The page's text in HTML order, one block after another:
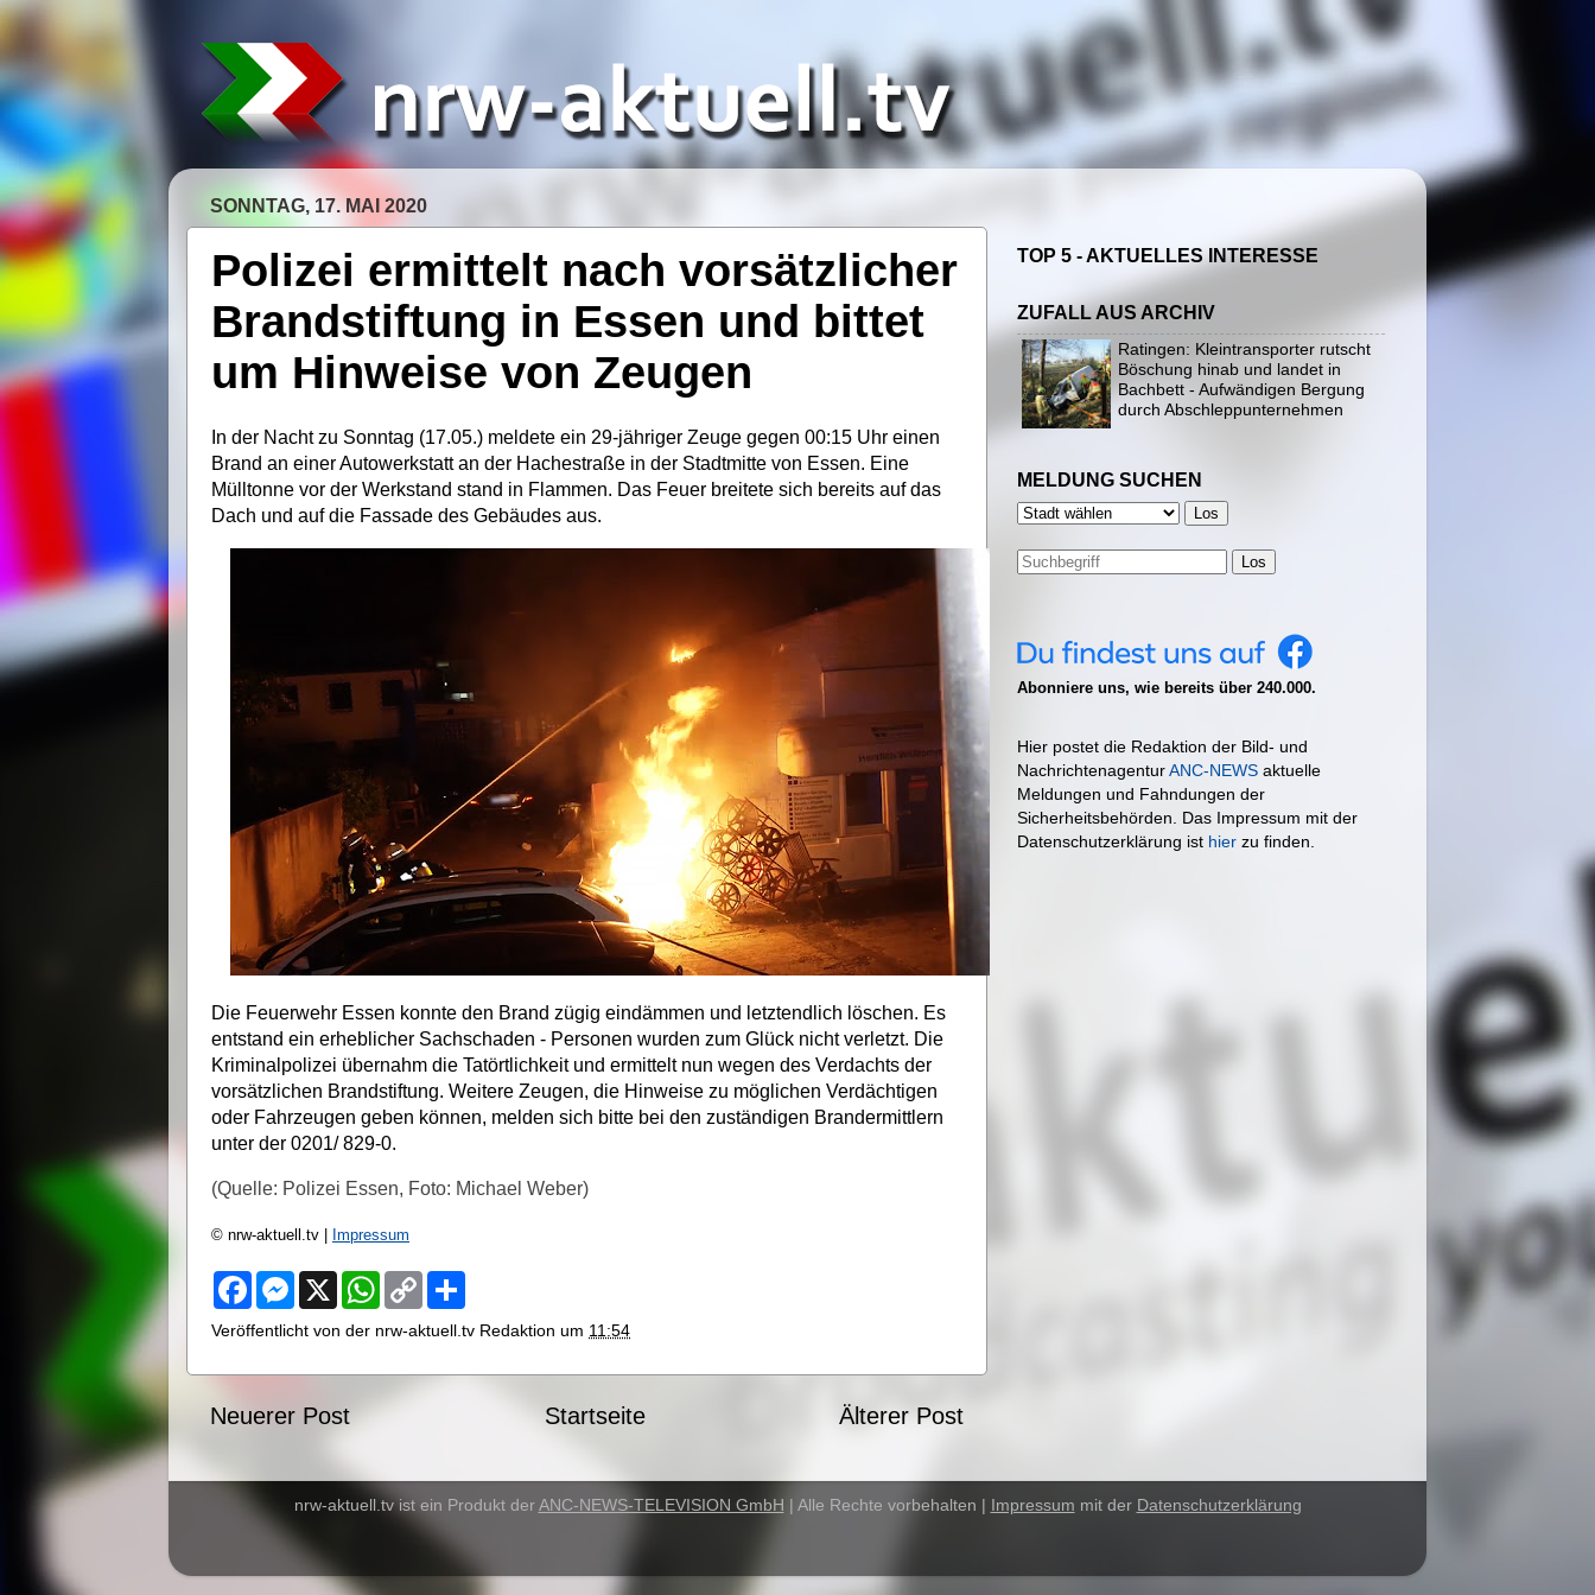
SONNTAG, 17. MAI 2020
Polizei ermittelt nach vorsätzlicher
Brandstiftung in Essen und bittet
um Hinweise von Zeugen
In der Nacht zu Sonntag (17.05.) meldete ein 29-jähriger Zeuge gegen 00:15 Uhr einen
Brand an einer Autowerkstatt an der Hachestraße in der Stadtmitte von Essen. Eine
Mülltonne vor der Werkstand stand in Flammen. Das Feuer breitete sich bereits auf das
Dach und auf die Fassade des Gebäudes aus.
Die Feuerwehr Essen konnte den Brand zügig eindämmen und letztendlich löschen. Es
entstand ein erheblicher Sachschaden - Personen wurden zum Glück nicht verletzt. Die
Kriminalpolizei übernahm die Tatörtlichkeit und ermittelt nun wegen des Verdachts der
vorsätzlichen Brandstiftung. Weitere Zeugen, die Hinweise zu möglichen Verdächtigen
oder Fahrzeugen geben können, melden sich bitte bei den zuständigen Brandermittlern
unter der 0201/ 829-0.
(Quelle: Polizei Essen, Foto: Michael Weber)
© nrw-aktuell.tv | Impressum
F
e
o
k
M
s
n
e
X
W
t
A
C
y
i
r
Veröffentlicht von der nrw-aktuell.tv Redaktion um 11:54
Neuerer Post Älterer Post
Startseite
TOP 5 - AKTUELLES INTERESSE
ZUFALL AUS ARCHIV
Ratingen: Kleintransporter rutscht
Böschung hinab und landet in
Bachbett - Aufwändigen Bergung
durch Abschleppunternehmen
MELDUNG SUCHEN
Los
Abonniere uns, wie bereits über 240.000.
Hier postet die Redaktion der Bild- und
NachrichtenagenturANC-NEWS aktuelle
Meldungen und Fahndungen der
Sicherheitsbehörden. Das Impressum mit der
Datenschutzerklärung ist hier zu finden.
nrw-aktuell.tv ist ein Produkt derANC-NEWS-TELEVISION GmbH | Alle Rechte vorbehalten | Impressum mit der Datenschutzerklärung